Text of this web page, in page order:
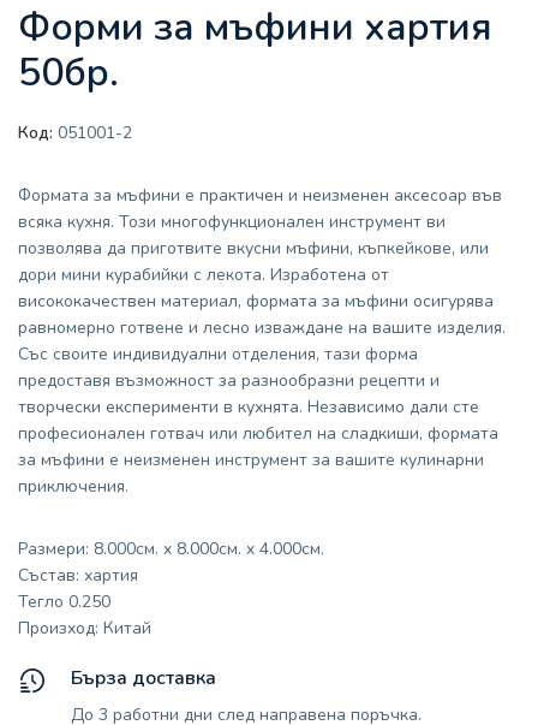
Форми за мъфини хартия
50бр.
Код: 051001-2
Формата за мъфини е практичен и неизменен аксесоар във
всяка кухня. Този многофункционален инструмент ви
позволява да приготвите вкусни мъфини, къпкейкове, или
дори мини курабийки с лекота. Изработена от
висококачествен материал, формата за мъфини осигурява
равномерно готвене и лесно изваждане на вашите изделия.
Със своите индивидуални отделения, тази форма
предоставя възможност за разнообразни рецепти и
творчески експерименти в кухнята. Независимо дали сте
професионален готвач или любител на сладкиши, формата
за мъфини е неизменен инструмент за вашите кулинарни
приключения.
Размери: 8.000см. x 8.000см. x 4.000см.
Състав: хартия
Тегло 0.250
Произход: Китай
Бърза доставка
До 3 работни дни след направена поръчка.